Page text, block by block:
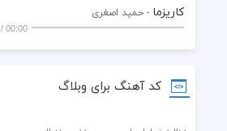
کاریزما - حمید اصغری
00:00
/
کد آهنگ برای وبلاگ